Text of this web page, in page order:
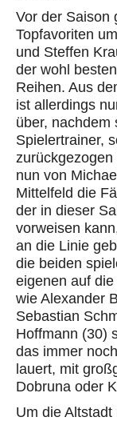
Vor der Saison
Topfavoriten
und Steffen
der wohl
Reihen. Aus
ist allerdings
über, nachdem
Spielertrainer,
nun von
Mittelfeld die
der in dieser
vorweisen
an die Linie
die beiden
eigenen auf
wie Alexander
Sebastian
Hoffmann (30)
das immer
lauert, mit
Dobruna oder
Um die